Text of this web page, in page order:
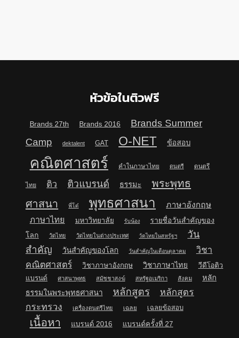
หัวข้อในติวฟรี
Brands 27th Brands 2016
Brands Summer
Camp
dektalent GAT O-NET ข้อสอบ
คณิตศาสตร์ คำในภาษาไทย ดนตรี ดนตรี
ไทย ติว ติวแบรนด์ ธรรมะ
พระพุทธ
ศาสนา
พี่โต๋ พุทธศาสนา ภาษาอังกฤษ
ภาษาไทย มหาวิทยาลัย รับน้อง
รายชื่อวันสำคัญของ
โลก
วัดไทย วัดไทยในต่างประเทศ วัดไทยในสหรัฐฯ
วัน
สำคัญ
วันสำคัญของโลก วันสำคัญในเดือนตุลาคม
วิชา
คณิตศาสตร์
วิชาภาษาอังกฤษ วิชาภาษาไทย
วีดีโอติว
แบรนด์
ศาสนาพุทธ สมัชชาสงฆ์ สหรัฐอเมริกา สังคม
หลัก
ธรรมในพระพุทธศาสนา
หลักสูตร
หลักสูตร
กระทรวง
เครื่องดนตรีไทย เฉลย เฉลยข้อสอบ
เนื้อหา แบรนด์ 2016 แบรนด์ครั้งที่ 27